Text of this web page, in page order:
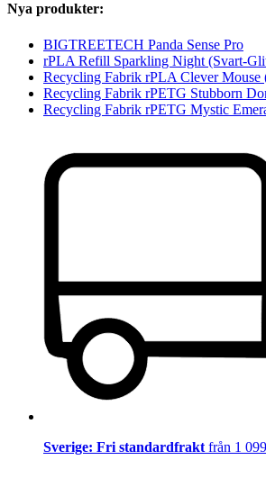
Nya produkter:
BIGTREETECH Panda Sense Pro
rPLA Refill Sparkling Night (Svart-
Recycling Fabrik rPLA Clever Mouse
Recycling Fabrik rPETG Stubborn
Recycling Fabrik rPETG Mystic
Sverige: Fri standardfrakt från 1